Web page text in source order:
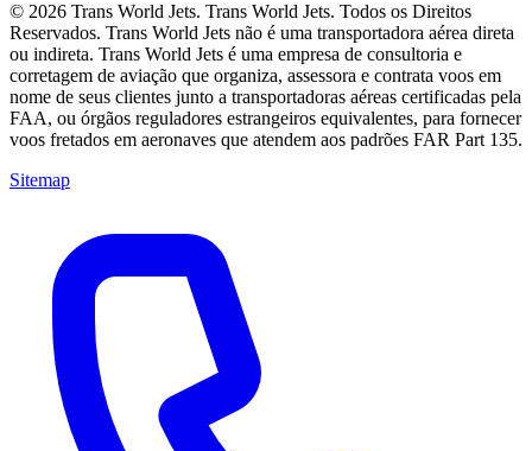
© 2026 Trans World Jets. Trans World Jets. Todos os Direitos
Reservados. Trans World Jets não é uma transportadora aérea direta
ou indireta. Trans World Jets é uma empresa de consultoria e
corretagem de aviação que organiza, assessora e contrata voos em
nome de seus clientes junto a transportadoras aéreas certificadas pela
FAA, ou órgãos reguladores estrangeiros equivalentes, para fornecer
voos fretados em aeronaves que atendem aos padrões FAR Part 135.
Sitemap